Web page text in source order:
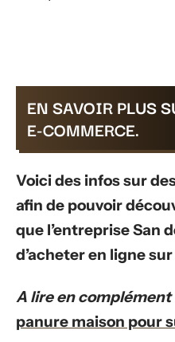
EN SAVOIR PLUS
E-COMMERCE.
Voici des infos sur
afin de pouvoir
que l’entreprise San
d’acheter en ligne
A lire en complément
panure maison pour